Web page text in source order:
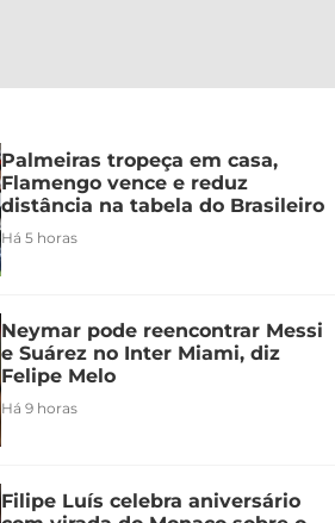
Palmeiras tropeça em casa,
Flamengo vence e reduz
distância na tabela do Brasileiro
Há 5 horas
Neymar pode reencontrar Messi
e Suárez no Inter Miami, diz
Felipe Melo
Há 9 horas
Filipe Luís celebra aniversário